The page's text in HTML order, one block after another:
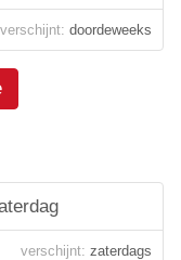
verschijnt: doordeweeks
verschijnt: zaterdags